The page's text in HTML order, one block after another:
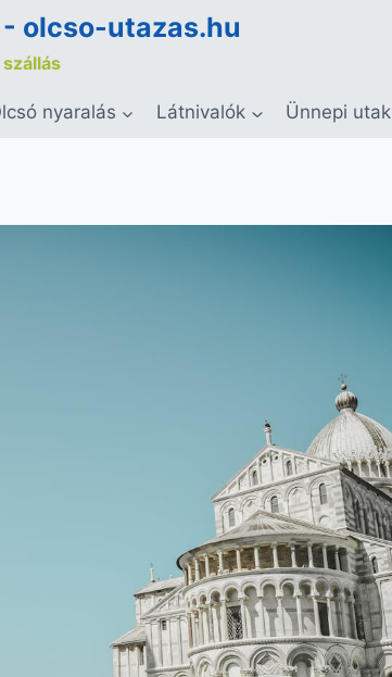
olcso-utazas.hu
nyaralás Látnivalók Ünnepi utak